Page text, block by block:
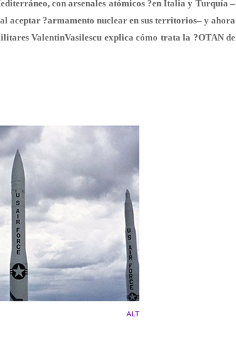
con arsenales atómicos ?en Italia y Turquía –
aceptar ?armamento nuclear en sus territorios– y ahora
ValentinVasilescu explica cómo trata la ?OTAN de
ALT